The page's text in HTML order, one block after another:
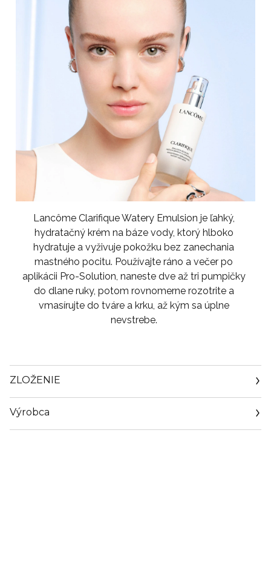
Lancôme Clarifique Watery Emulsion je ľahký,
hydratačný krém na báze vody, ktorý hlboko
hydratuje a vyživuje pokožku bez zanechania
mastného pocitu. Používajte ráno a večer po
aplikácii Pro-Solution, naneste dve až tri pumpičky
do dlane ruky, potom rovnomerne rozotrite a
vmasírujte do tváre a krku, až kým sa úplne
nevstrebe.
ZLOŽENIE
Výrobca